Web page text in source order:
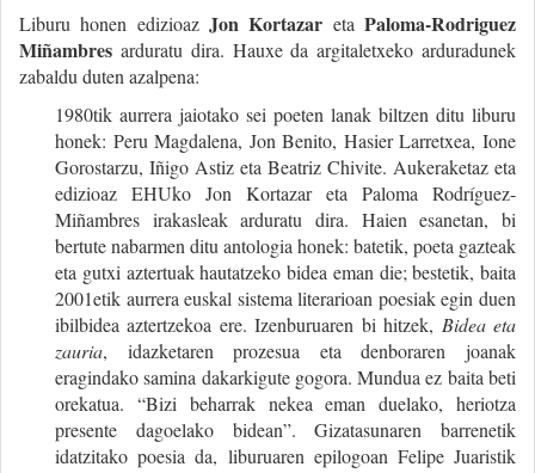
Liburu honen edizioazJon Kortazar etaPaloma-Rodriguez
Miñambres arduratu dira. Hauxe da argitaletxeko arduradunek
zabaldu duten azalpena:
1980tik aurrera jaiotako sei poeten lanak biltzen ditu liburu
honek: Peru Magdalena, Jon Benito, Hasier Larretxea, Ione
Gorostarzu, Iñigo Astiz eta Beatriz Chivite. Aukeraketaz eta
edizioaz EHUko Jon Kortazar eta Paloma Rodríguez-
Miñambres irakasleak arduratu dira. Haien esanetan, bi
bertute nabarmen ditu antologia honek: batetik, poeta gazteak
eta gutxi aztertuak hautatzeko bidea eman die; bestetik, baita
2001etik aurrera euskal sistema literarioan poesiak egin duen
ibilbidea aztertzekoa ere. Izenburuaren bi hitzek, Bidea eta
zauria, idazketaren prozesua eta denboraren joanak
eragindako samina dakarkigute gogora. Mundua ez baita beti
orekatua. “Bizi beharrak nekea eman duelako, heriotza
presente dagoelako bidean”. Gizatasunaren barrenetik
idatzitako poesia da, liburuaren epilogoan Felipe Juaristik